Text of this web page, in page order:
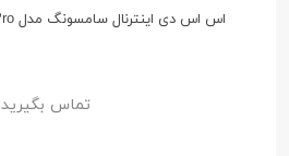
اس اس دی اینترنال سامسونگ مدل 990Pro ظرفیت 1 ترابایت
تماس بگیرید